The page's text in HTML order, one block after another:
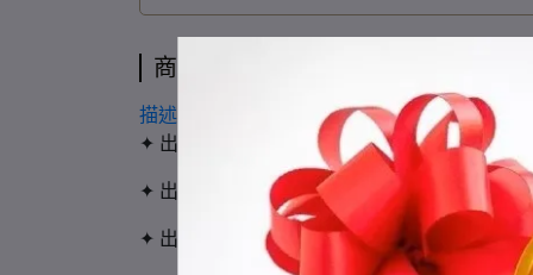
商品介紹
描述
✦ 出清品數量有限，以付款完成順序做保留
✦ 出清品無法退換貨，請確認詳細後再購買
✦ 出清品於出貨前會做清潔整理，若有額外加